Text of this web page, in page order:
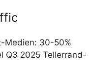
Medien: 30-50%
Q3 2025 Tellerrand-